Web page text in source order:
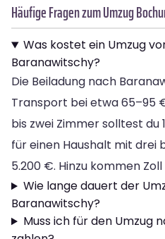
Häufige Fragen zum Umzug
Was kostet ein Umzug
Baranawitschy?
Die Beiladung nach
Transport bei etwa 65–95
bis zwei Zimmer solltest du
für einen Haushalt mit drei
5.200 €. Hinzu kommen
Wie lange dauert der
Baranawitschy?
Muss ich für den Umzug